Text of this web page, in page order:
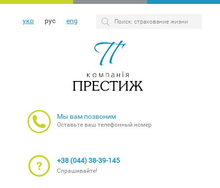
укр рус eng
Мы вам позвоним
Оставьте ваш телефонный номер
+38 (044) 38-39-145
Спрашивайте!